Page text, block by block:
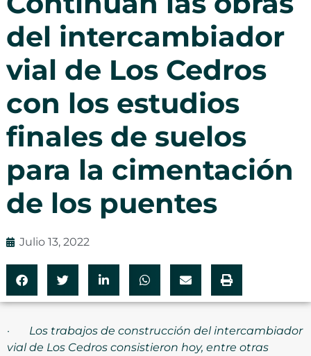
del intercambiador
vial de Los Cedros
con los estudios
finales de suelos
para la cimentación
de los puentes
Julio 13, 2022
· Los trabajos de construcción del intercambiador
vial de Los Cedros consistieron hoy, entre otras